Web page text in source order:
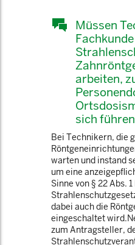
Müssen
arbeiten,
sich
Bei Technikern, die
warten und instand
um eine
Sinne von § 22 Abs. 1
dabei auch die
eingeschaltet
zum Antragsteller,